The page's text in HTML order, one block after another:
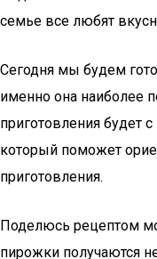
семье все любят
Сегодня мы будем
именно она наиболее
приготовления будет
который поможет
приготовления.
Поделюсь рецептом
пирожки получаются